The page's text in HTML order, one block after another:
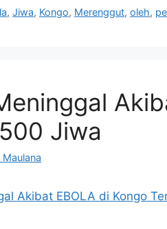
,Jiwa, Kongo, Merenggut,oleh,
Jiwa
Maulana